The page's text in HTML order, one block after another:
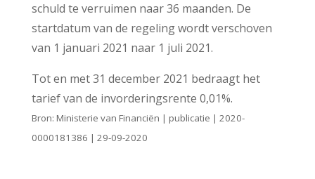
schuld te verruimen naar 36 maanden. De
startdatum van de regeling wordt verschoven
van 1 januari 2021 naar 1 juli 2021.
Tot en met 31 december 2021 bedraagt het
tarief van de invorderingsrente 0,01%.
Bron: Ministerie van Financiën | publicatie | 2020-
0000181386 | 29-09-2020